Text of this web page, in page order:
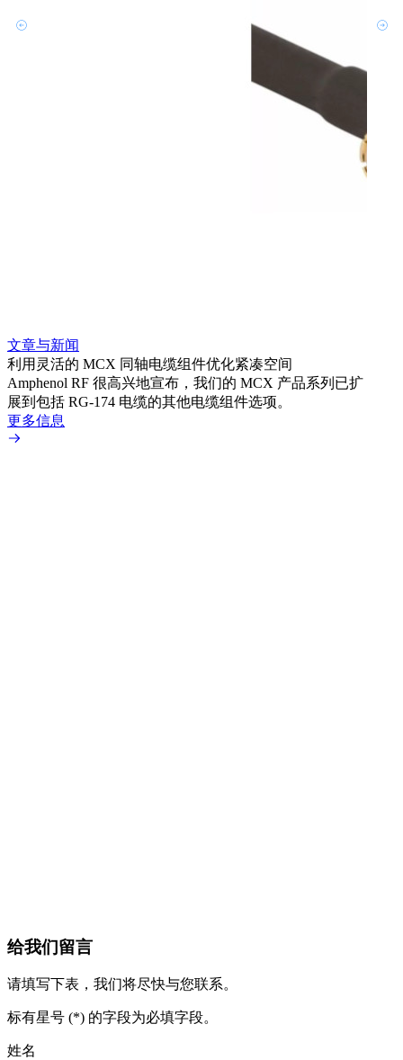
文章与新闻
利用灵活的 MCX 同轴电缆组件优化紧凑空间
Amphenol RF 很高兴地宣布，我们的 MCX 产品系列已扩
展到包括 RG-174 电缆的其他电缆组件选项。
更多信息
给我们留言
请填写下表，我们将尽快与您联系。
标有星号 (*) 的字段为必填字段。
姓名